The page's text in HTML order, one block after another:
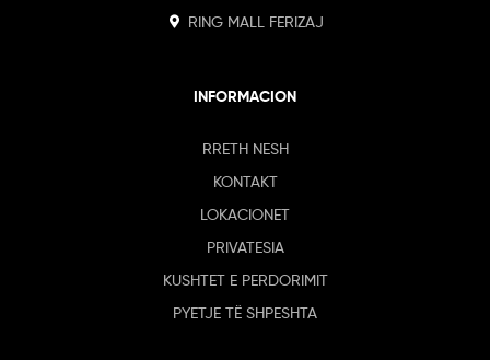
RING MALL FERIZAJ
INFORMACION
RRETH NESH
KONTAKT
LOKACIONET
PRIVATESIA
KUSHTET E PERDORIMIT
PYETJE TË SHPESHTA